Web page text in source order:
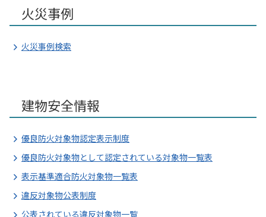
火災事例
火災事例検索
建物安全情報
優良防火対象物認定表示制度
優良防火対象物として認定されている対象物一覧表
表示基準適合防火対象物一覧表
違反対象物公表制度
公表されている違反対象物一覧